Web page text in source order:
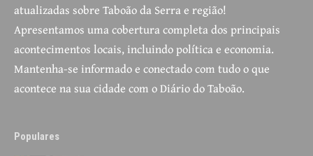
atualizadas sobre Taboão da Serra e região!
Apresentamos uma cobertura completa dos principais
acontecimentos locais, incluindo política e economia.
Mantenha-se informado e conectado com tudo o que
acontece na sua cidade com o Diário do Taboão.
Populares